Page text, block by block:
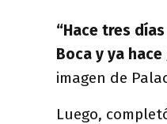
“Hace tres
Boca y ya
imagen de
Luego,